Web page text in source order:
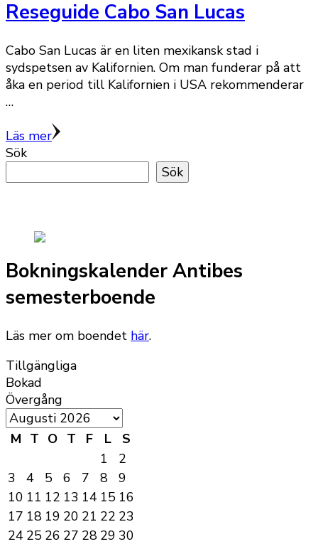
Reseguide Cabo San Lucas
Cabo San Lucas är en liten mexikansk stad i
sydspetsen av Kalifornien. Om man funderar på att
åka en period till Kalifornien i USA rekommenderar
…
Läs mer
Sök
Sök
Bokningskalender Antibes
semesterboende
Läs mer om boendet här.
Tillgängliga
Bokad
Övergång
M T O T F L
S
1
2
3
4 5 6 7 8
9
10 11 12 13 14 15 16
17 18 19 20 21 22 23
24 25 26 27 28 29 30